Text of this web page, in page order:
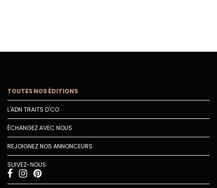
TOUTES NOS ÉDITIONS
L'ADN TRAITS D'CO
ÉCHANGEZ AVEC NOUS
REJOIGNEZ NOS ANNONCEURS
SUIVEZ-NOUS